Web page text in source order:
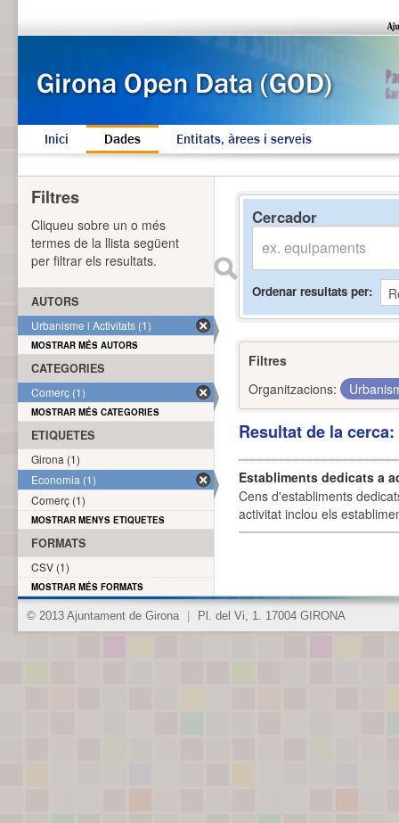
Inici Dades Entitats, àrees i serveis
Cercador
Ordenar resultats per
Filtres
Organitzacions:
Resultat de la
Establiments dedicats a
Cens d'establiments
activitat inclou els
Filtres
Cliqueu sobre un o més
termes de la llista següent
per filtrar els resultats.
AUTORS
Urbanisme i Activitats (1)
MOSTRAR MÉS AUTORS
CATEGORIES
Comerç (1)
MOSTRAR MÉS CATEGORIES
ETIQUETES
Girona (1)
Economia (1)
Comerç (1)
MOSTRAR MENYS ETIQUETES
FORMATS
CSV (1)
MOSTRAR MÉS FORMATS
© 2013 Ajuntament de Girona Pl. del Vi, 1. 17004 GIRONA